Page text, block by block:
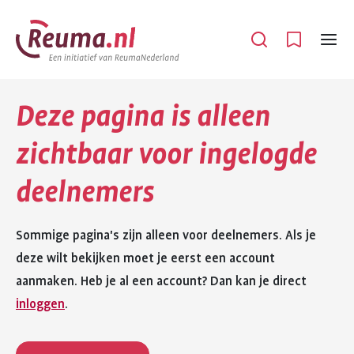
Spring
naar
hoofdinhoud
Spring
naar
footer
Open
Menu
Deze pagina is alleen
zichtbaar voor ingelogde
deelnemers
Sommige pagina's zijn alleen voor deelnemers. Als je
deze wilt bekijken moet je eerst een account
aanmaken. Heb je al een account? Dan kan je direct
inloggen.